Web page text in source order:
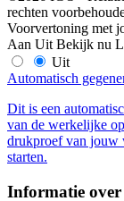
rechten
Voorvertoning met
Aan Uit Bekijk nu
Uit
Automatisch
Dit is een
van de werkelijke
drukproef van jouw
starten.
Informatie over